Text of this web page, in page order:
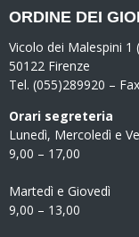
ORDINE DEI
Vicolo dei Malespini 1
50122 Firenze
Tel. (055)289920 –
Orari segreteria
Lunedì, Mercoledì e
9,00 – 17,00
Martedì e Giovedì
9,00 – 13,00